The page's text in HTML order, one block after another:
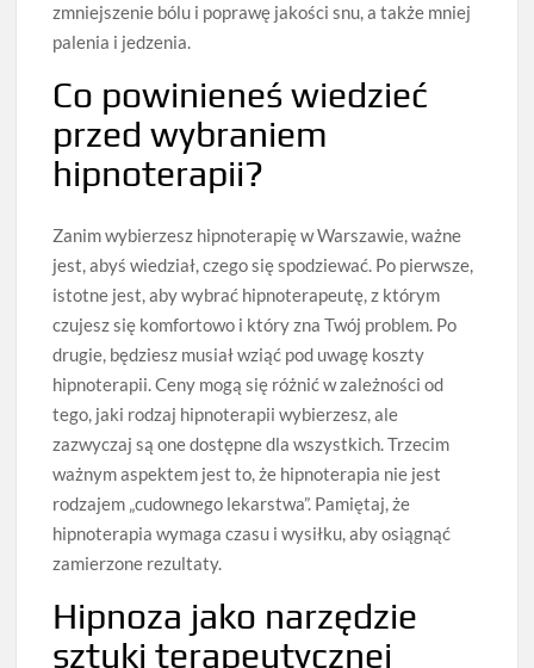
zmniejszenie bólu i poprawę jakości snu, a także mniej
palenia i jedzenia.
Co powinieneś wiedzieć
przed wybraniem
hipnoterapii?
Zanim wybierzesz hipnoterapię w Warszawie, ważne
jest, abyś wiedział, czego się spodziewać. Po pierwsze,
istotne jest, aby wybrać hipnoterapeutę, z którym
czujesz się komfortowo i który zna Twój problem. Po
drugie, będziesz musiał wziąć pod uwagę koszty
hipnoterapii. Ceny mogą się różnić w zależności od
tego, jaki rodzaj hipnoterapii wybierzesz, ale
zazwyczaj są one dostępne dla wszystkich. Trzecim
ważnym aspektem jest to, że hipnoterapia nie jest
rodzajem „cudownego lekarstwa”. Pamiętaj, że
hipnoterapia wymaga czasu i wysiłku, aby osiągnąć
zamierzone rezultaty.
Hipnoza jako narzędzie
sztuki terapeutycznej